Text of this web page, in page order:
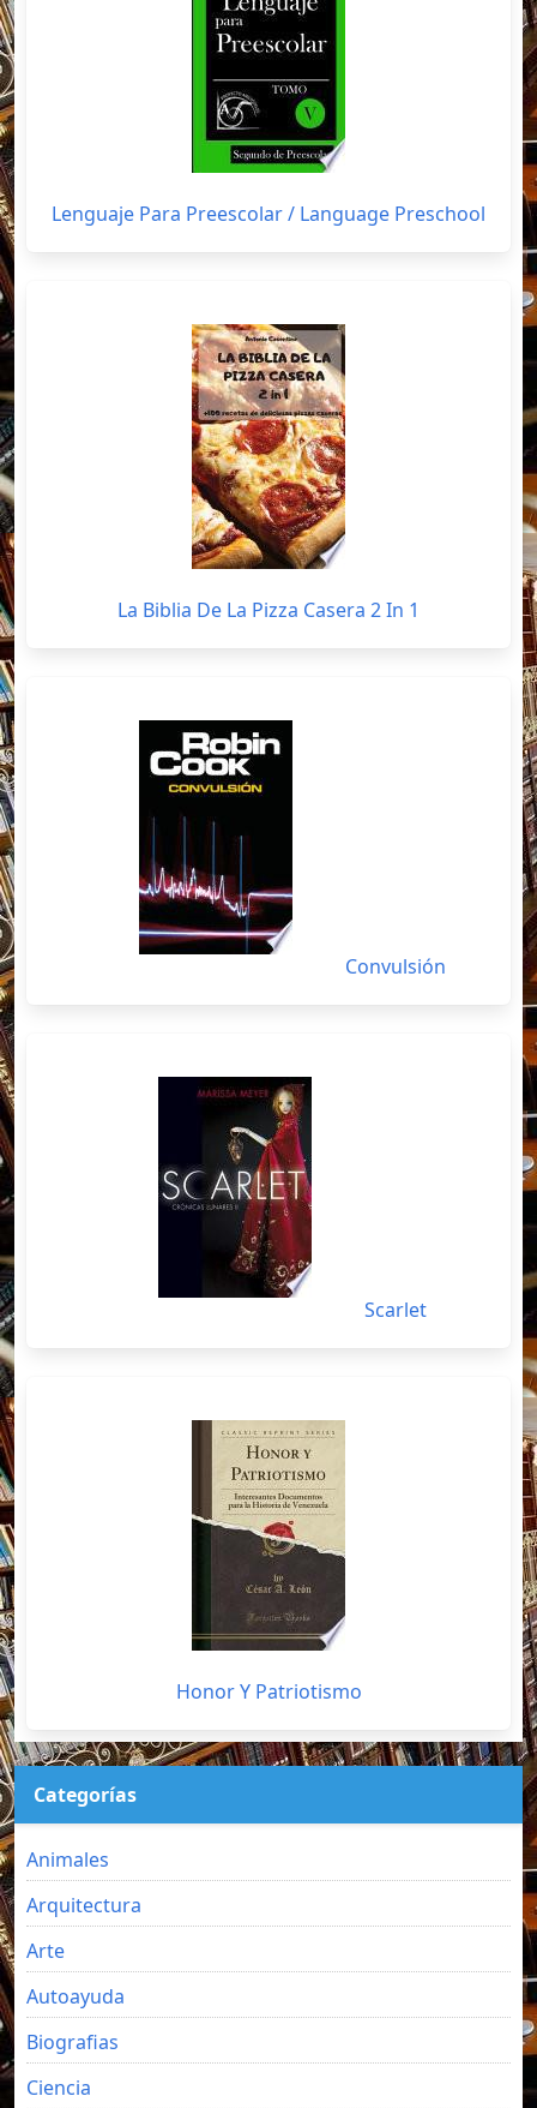
Lenguaje Para Preescolar / Language Preschool
La Biblia De La Pizza Casera 2 In 1
Convulsión
Scarlet
Honor Y Patriotismo
Categorías
Animales
Arquitectura
Arte
Autoayuda
Biografias
Ciencia